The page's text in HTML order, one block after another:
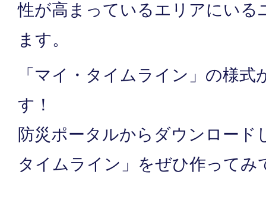
性が高まっているエリアにいる
ます。
「マイ・タイムライン」の様
す！
防災ポータルからダウンロード
タイムライン」をぜひ作ってみ